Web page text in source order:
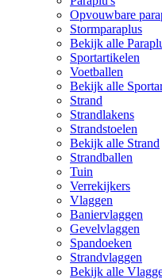
Opvouwbare
Stormparaplus
Bekijk alle
Sportartikelen
Voetballen
Bekijk alle
Strand
Strandlakens
Strandstoelen
Bekijk alle Strand
Strandballen
Tuin
Verrekijkers
Vlaggen
Baniervlaggen
Gevelvlaggen
Spandoeken
Strandvlaggen
Bekijk alle